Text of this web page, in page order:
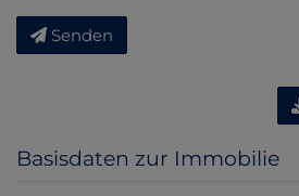
Senden
Basisdaten zur Immobilie